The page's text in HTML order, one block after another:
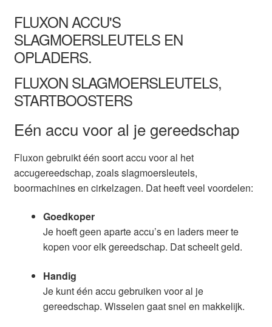
Aanbiedingen
Info
Contact
FLUXON ACCU'S
SLAGMOERSLEUTELS EN
OPLADERS.
FLUXON SLAGMOERSLEUTELS,
STARTBOOSTERS
Eén accu voor al je gereedschap
Fluxon gebruikt één soort accu voor al het
accugereedschap, zoals slagmoersleutels,
boormachines en cirkelzagen. Dat heeft veel voordelen:
Goedkoper
Je hoeft geen aparte accu’s en laders meer te
kopen voor elk gereedschap. Dat scheelt geld.
Handig
Je kunt één accu gebruiken voor al je
gereedschap. Wisselen gaat snel en makkelijk.